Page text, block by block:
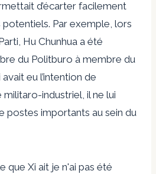
d’écarter facilement
Par exemple, lors
Hu Chunhua a été
du Politburo à membre du
eu l’intention de
industriel, il ne lui
postes importants au sein du
que Xi ait je n'ai pas été